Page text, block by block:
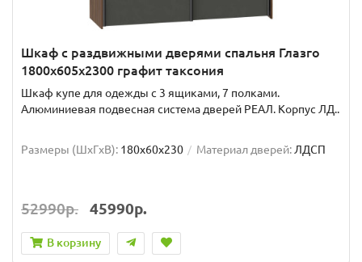
Шкаф с раздвижными дверями спальня Глазго
1800x605x2300 графит таксония
Шкаф купе для одежды с 3 ящиками, 7 полками.
Алюминиевая подвесная система дверей РЕАЛ. Корпус ЛД..
Размеры (ШxГxВ): 180x60x230 Материал дверей: ЛДСП
52990р. 45990р.
В корзину